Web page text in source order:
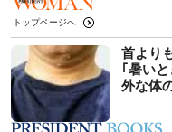
トップページへ
首より
｢暑い
外な体